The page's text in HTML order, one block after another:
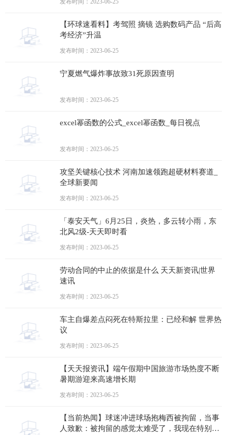
发布时间：2023-06-25
【环球速看料】考驾照 摘镜 选购数码产品 “后高
考经济”升温
发布时间：2023-06-25
宁夏燃气爆炸事故致31死原因查明
发布时间：2023-06-25
excel幂函数的公式_excel幂函数_每日视点
发布时间：2023-06-25
攻坚关键核心技术 河南加速领跑超硬材料赛道_
全球新要闻
发布时间：2023-06-25
「泰安天气」6月25日，炎热，多云转小雨，东
北风2级-天天即时看
发布时间：2023-06-25
劳动合同的中止的依据是什么 天天新资讯|世界
速讯
发布时间：2023-06-25
车主自爆差点闷死在特斯拉里：已经和解 世界热
议
发布时间：2023-06-25
【天天报资讯】端午假期中国旅游市场热度不断
暑期游迎来高速增长期
发布时间：2023-06-25
【当前热闻】球迷冲进球场抱梅西被拘留，当事
人致歉：被拘留的感觉太难受了，我现在特别后